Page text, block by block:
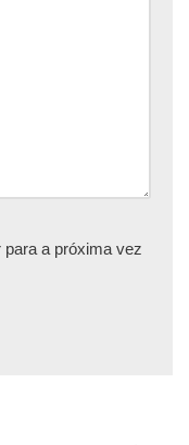
a próxima vez